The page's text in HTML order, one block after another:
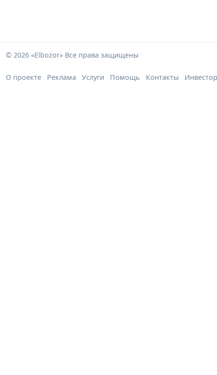
© 2026 «Elbozor» Все права защищены
О проекте Реклама Услуги Помощь Контакты